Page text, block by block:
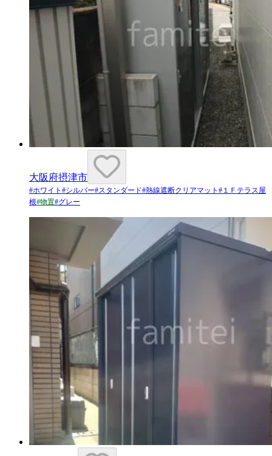
大阪府摂津市
#ホワイト #シルバー#スタンダード#熱線遮断クリアマット # １Ｆテラス屋
根#物置#グレー